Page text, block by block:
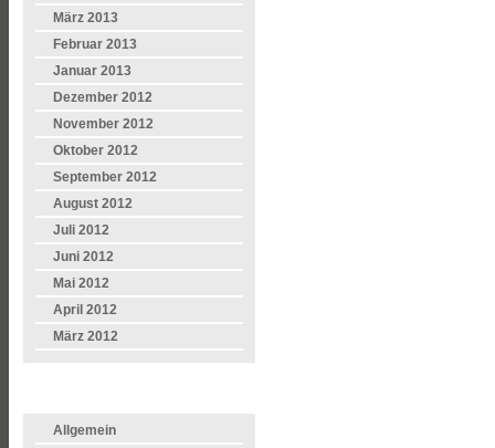
März 2013
Februar 2013
Januar 2013
Dezember 2012
November 2012
Oktober 2012
September 2012
August 2012
Juli 2012
Juni 2012
Mai 2012
April 2012
März 2012
Allgemein